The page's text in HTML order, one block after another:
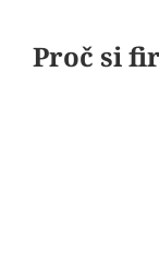
Proč si